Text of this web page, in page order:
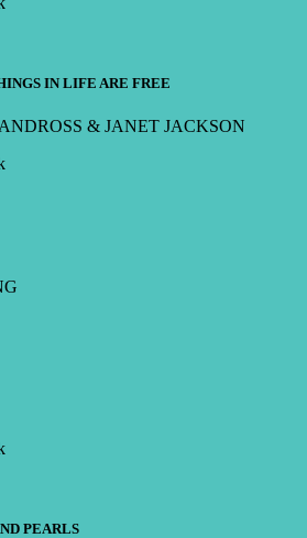
IN LIFE ARE FREE
& JANET JACKSON
PEARLS